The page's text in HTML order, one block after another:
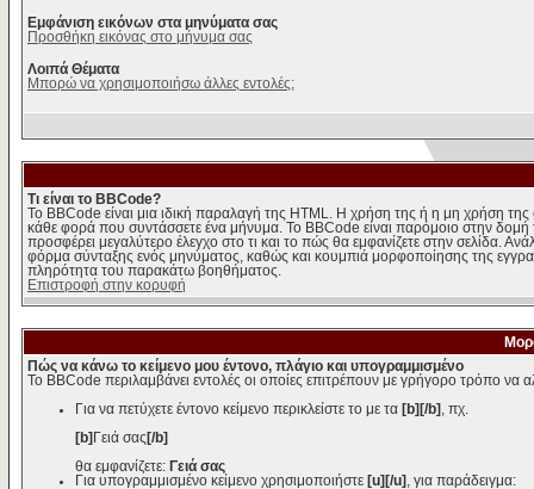
Εμφάνιση εικόνων στα μηνύματα σας
Προσθήκη εικόνας στο μήνυμα σας
Λοιπά Θέματα
Μπορώ να χρησιμοποιήσω άλλες εντολές;
Τι είναι το BBCode?
Το BBCode είναι μια ιδική παραλαγή της HTML. Η χρήση της ή η μη χρήση
κάθε φορά που συντάσσετε ένα μήνυμα. Το BBCode είναι παρόμοιο στην δομή
προσφέρει μεγαλύτερο έλεγχο στο τι και το πώς θα εμφανίζετε στην σελίδα.
φόρμα σύνταξης ενός μηνύματος, καθώς και κουμπιά μορφοποίησης της
πληρότητα του παρακάτω βοηθήματος.
Επιστροφή στην κορυφή
Πώς να κάνω το κείμενο μου έντονο, πλάγιο και υπογραμμισμένο
Το BBCode περιλαμβάνει εντολές οι οποίες επιτρέπουν με γρήγορο τρόπο
Για να πετύχετε έντονο κείμενο περικλείστε το με τα [b][/b]
, πχ.
[b] Γειά σας [/b]
θα εμφανίζετε: Γειά σας
Για υπογραμμισμένο κείμενο χρησιμοποιήστε [u][/u]
, για παράδειγμα: